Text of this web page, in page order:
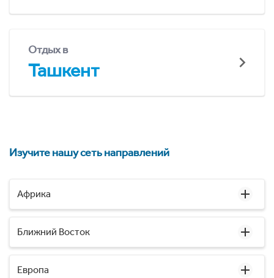
Отдых в
Ташкент
Изучите нашу сеть направлений
Африка
Ближний Восток
Европа